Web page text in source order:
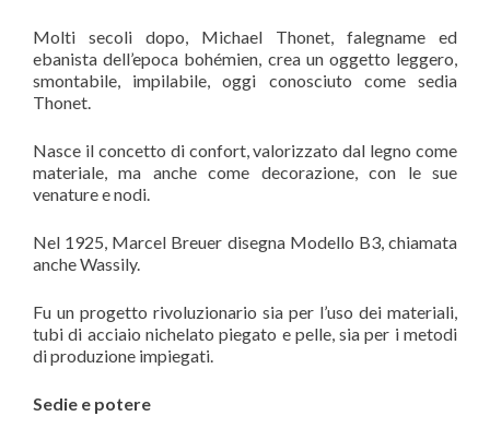
Molti secoli dopo, Michael Thonet, falegname ed
ebanista dell’epoca bohémien, crea un oggetto leggero,
smontabile, impilabile, oggi conosciuto come sedia
Thonet.
Nasce il concetto di confort, valorizzato dal legno come
materiale, ma anche come decorazione, con le sue
venature e nodi.
Nel 1925, Marcel Breuer disegna Modello B3, chiamata
anche Wassily.
Fu un progetto rivoluzionario sia per l’uso dei materiali,
tubi di acciaio nichelato piegato e pelle, sia per i metodi
di produzione impiegati.
Sedie e potere